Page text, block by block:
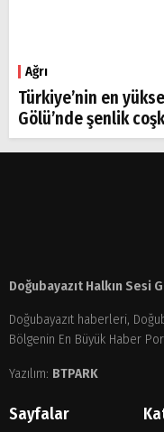
Ağrı
Türkiye’nin en
Gölü’nde şenlik
Doğubayazıt Halkın Sesi
Doğubayazıt haberleri,
Bölgenin En Büyük Haber
Yazılım: BTPARK
Sayfalar